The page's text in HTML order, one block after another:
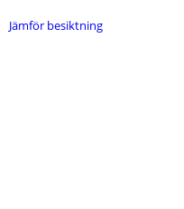
Jämför besiktning